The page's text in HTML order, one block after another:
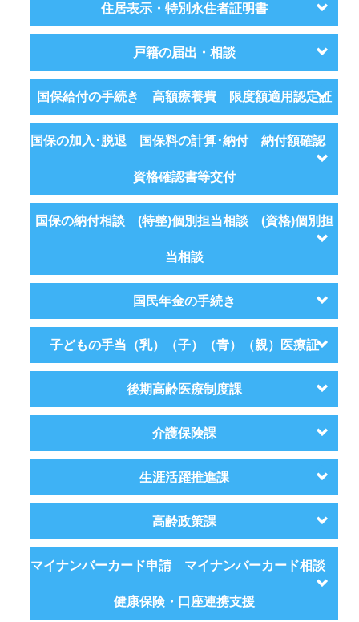
住居表示・特別永住者証明書
戸籍の届出・相談
国保給付の手続き 高額療養費 限度額適用認定証
国保の加入･脱退 国保料の計算･納付 納付額確認
資格確認書等交付
国保の納付相談 (特整)個別担当相談 (資格)個別担
当相談
国民年金の手続き
子どもの手当（乳）（子）（青）（親）医療証
後期高齢医療制度課
介護保険課
生涯活躍推進課
高齢政策課
マイナンバーカード申請 マイナンバーカード相談
健康保険・口座連携支援